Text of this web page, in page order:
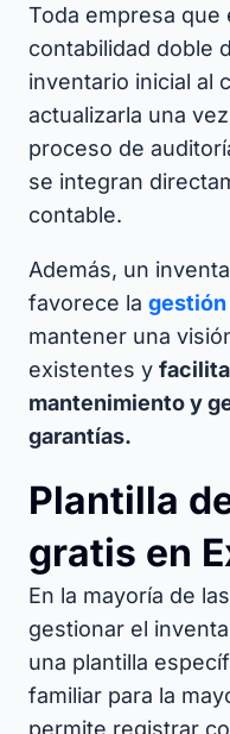
Toda empresa que
contabilidad doble
inventario inicial al
actualizarla una
proceso de
se integran
contable.
Además, un
favorece la
mantener una
existentes y
mantenimiento y
garantías.
Plantilla
gratis en
En la mayoría de
gestionar el
una plantilla
familiar para la
permite registrar